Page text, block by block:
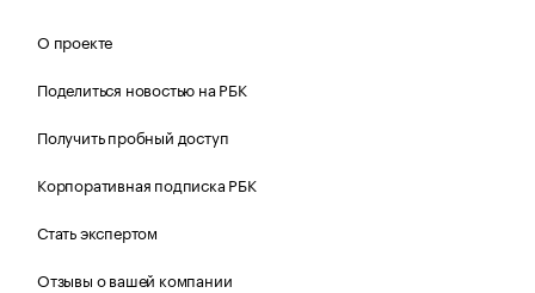
О проекте
Поделиться новостью на РБК
Получить пробный доступ
Корпоративная подписка РБК
Стать экспертом
Отзывы о вашей компании